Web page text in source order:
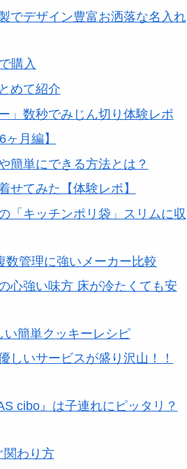
でデザイン豊富お洒落な名入れ
購入
めて紹介
」数秒でみじん切り体験レポ
月編】
簡単にできる方法とは？
てみた【体験レポ】
「キッチンポリ袋」スリムに収
数管理に強いメーカー比較
心強い味方 床が冷たくても安
簡単クッキーレシピ
しいサービスが盛り沢山！！
cibo』は子連れにピッタリ？
関わり方